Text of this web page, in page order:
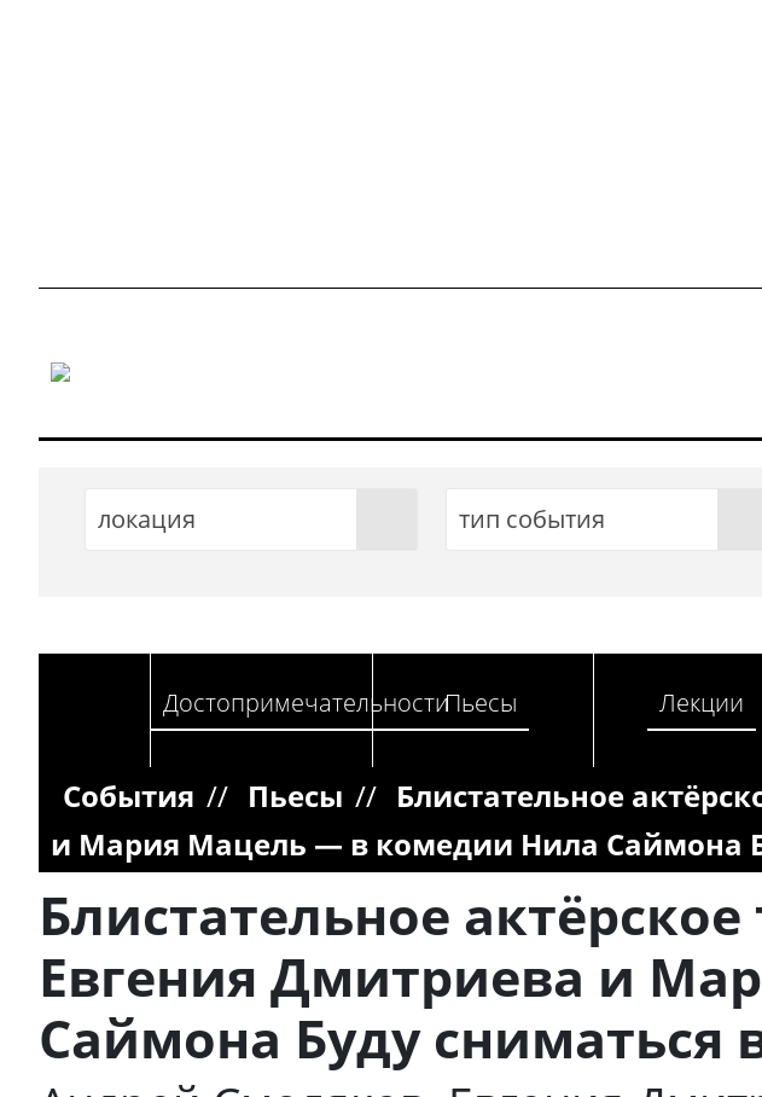
локация тип события
ДостопримечательностиПьесы Лекции
События // Пьесы // Блистательное
и Мария Мацель — в комедии Нила Саймона
Блистательное
Евгения Дмитриева и
Саймона Буду сниматься